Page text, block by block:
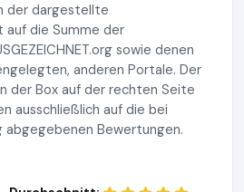
der dargestellte
die Summe der
sowie denen
anderen Portale. Der
der Box auf der rechten Seite
ausschließlich auf die bei
abgegebenen Bewertungen.